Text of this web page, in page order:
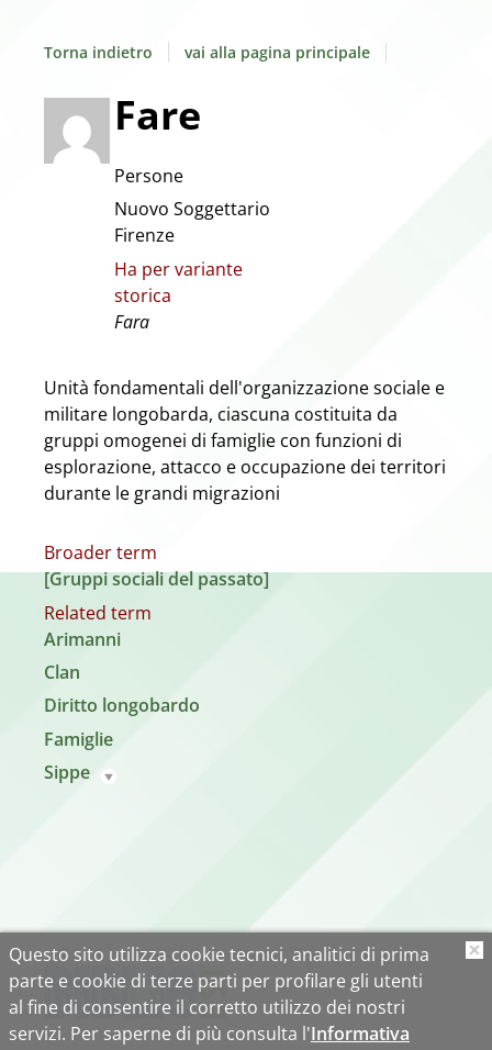
Torna indietro vai alla pagina principale
Fare
Persone
Nuovo Soggettario
Firenze
Ha per variante
storica
Fara
Unità fondamentali dell'organizzazione sociale e
militare longobarda, ciascuna costituita da
gruppi omogenei di famiglie con funzioni di
esplorazione, attacco e occupazione dei territori
durante le grandi migrazioni
Broader term
[Gruppi sociali del passato]
Related term
Arimanni
Clan
Diritto longobardo
Famiglie
Sippe
Questo sito utilizza cookie tecnici, analitici di prima
parte e cookie di terze parti per profilare gli utenti
al fine di consentire il corretto utilizzo dei nostri
servizi. Per saperne di più consulta l'Informativa